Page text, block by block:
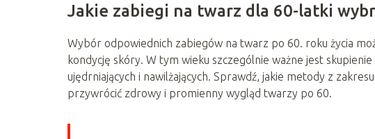
Jakie zabiegi na twarz dla 60-latki
Wybór odpowiednich zabiegów na twarz po 60. roku życia
kondycję skóry. W tym wieku szczególnie ważne jest
ujędrniających i nawilżających. Sprawdź, jakie metody z
przywrócić zdrowy i promienny wygląd twarzy po 60.